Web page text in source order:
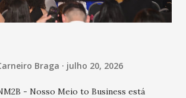
de saúde. “Precisamos saber fazer a
da doença, para não so...
Braga julho 20, 2026
- Nosso Meio to Business está